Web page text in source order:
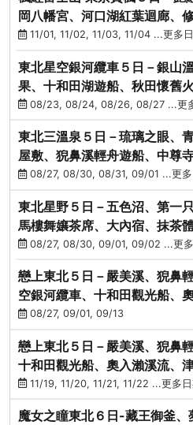
岡八幡宮、河口湖紅葉迴廊、
船、熱海梅園
11/01, 11/02, 11/03, 11/04 ...更多
東北星空銀河纜車５日－銀山
果、十和田湖遊船、秋田懷舊
美溪、螃蟹本家
08/23, 08/24, 08/26, 08/27 ...更
東北三溫泉５日－琉璃之眼、
屋敷、猊鼻溪輕舟遊船、中尊
牡蠣、握壽司體驗
08/27, 08/30, 08/31, 09/01 ...更多
東北星野５日－五色沼、第一
馬樓舞孃茶席、大內宿、抹茶
川輕舟、螃蟹御膳
08/27, 08/30, 09/01, 09/02 ...更
戀上東北５日－嚴美溪、猊鼻
空銀河纜車、十和田觀光船、
紅社殿（仙台／青森）
08/27, 09/01, 09/13
戀上東北５日－嚴美溪、猊鼻
十和田觀光船、奧入瀨溪流、
（青森／仙台）
11/19, 11/20, 11/21, 11/22 ...更多
魔女之瞳東北６日-藏王御釜、